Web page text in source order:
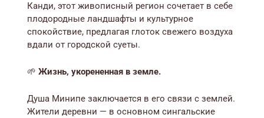
Канди, этот живописный регион сочетает в себе
плодородные ландшафты и культурное
спокойствие, предлагая глоток свежего воздуха
вдали от городской суеты.
🌱 Жизнь, укорененная в земле.
Душа Минипе заключается в его связи с землей.
Жители деревни — в основном сингальские